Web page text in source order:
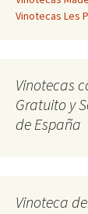
Vinotecas Les
Vinotecas
Gratuito y
de España
Vinoteca